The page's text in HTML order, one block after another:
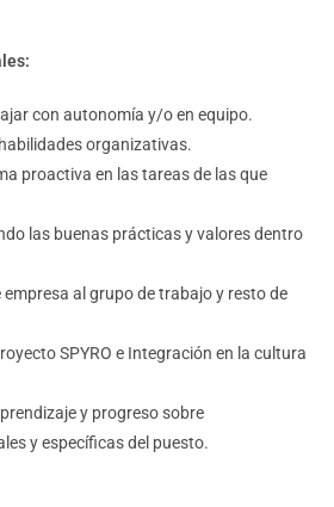
con autonomía y/o en equipo.
organizativas.
proactiva en las tareas de las que
las buenas prácticas y valores dentro
al grupo de trabajo y resto de
SPYRO e Integración en la cultura
y progreso sobre
y específicas del puesto.